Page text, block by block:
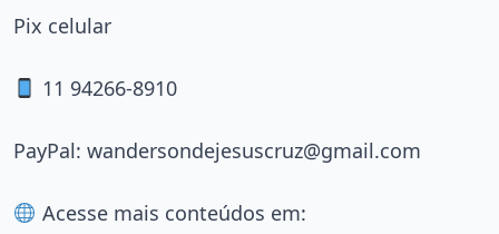
Pix celular
11 94266-8910
PayPal: wandersondejesuscruz@gmail.com
Acesse mais conteúdos em: